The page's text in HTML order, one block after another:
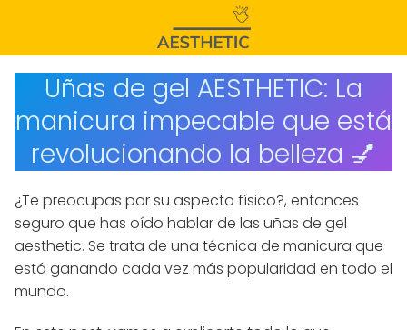
Uñas de gel AESTHETIC: La
manicura impecable que está
revolucionando la belleza 💅
¿Te preocupas por su aspecto físico?, entonces
seguro que has oído hablar de las uñas de gel
aesthetic. Se trata de una técnica de manicura que
está ganando cada vez más popularidad en todo el
mundo.